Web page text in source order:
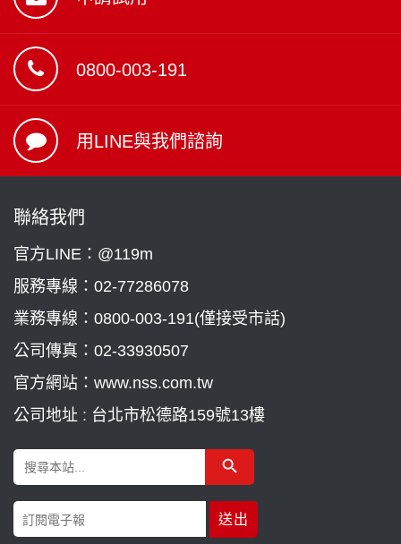
0800-003-191
用LINE與我們諮詢
聯絡我們
官方LINE：@119m
服務專線： 02-77286078
業務專線： 0800-003-191(僅接受市話)
公司傳真：02-33930507
官方網站：www.nss.com.tw
公司地址 : 台北市松德路159號13樓
Search
for:
Search Button